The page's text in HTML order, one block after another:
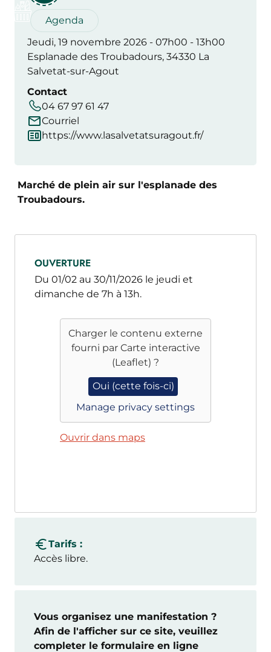
Agenda
Jeudi, 19 novembre 2026 - 07h00 - 13h00
Esplanade des Troubadours, 34330 La
Salvetat-sur-Agout
Contact
04 67 97 61 47
Courriel
https://www.lasalvetatsuragout.fr/
Marché de plein air sur l'esplanade des
Troubadours.
OUVERTURE
Du 01/02 au 30/11/2026 le jeudi et
dimanche de 7h à 13h.
Charger le contenu externe
fourni par Carte interactive
(Leaflet) ?
Oui (cette fois-ci)
Manage privacy settings
Ouvrir dans maps
Tarifs :
Accès libre.
Vous organisez une manifestation ?
Afin de l'afficher sur ce site, veuillez
completer le formulaire en ligne